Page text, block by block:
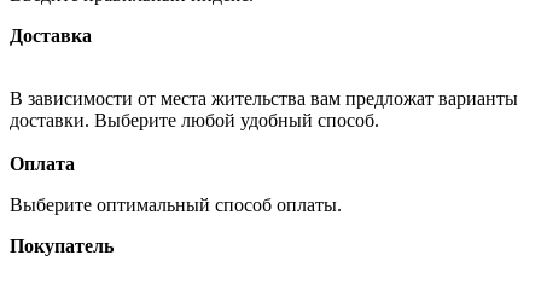
Доставка
В зависимости от места жительства вам предложат варианты
доставки. Выберите любой удобный способ.
Оплата
Выберите оптимальный способ оплаты.
Покупатель